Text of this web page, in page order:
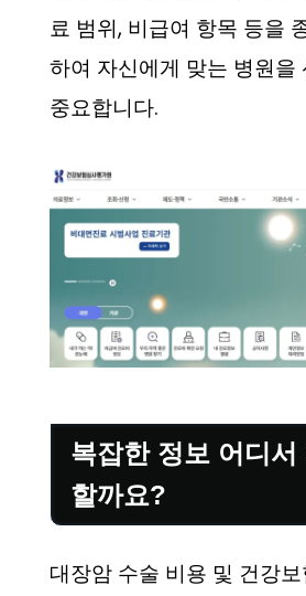
료 범위, 비급여 항목 등을
하여 자신에게 맞는 병원을
중요합니다.
복잡한 정보 어디서
할까요?
대장암 수술 비용 및 건강